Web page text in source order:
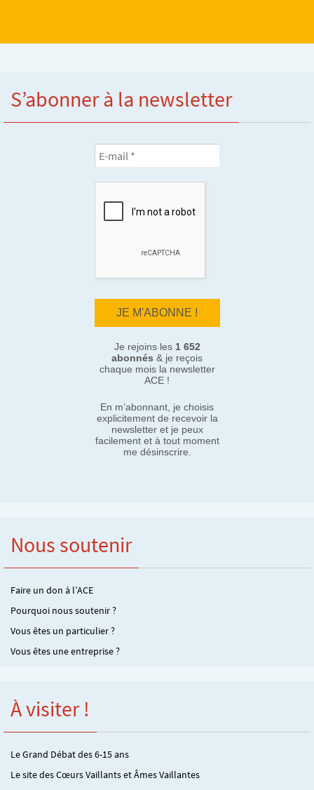
S’abonner à la newsletter
Je rejoins les 1 652
abonnés & je reçois
chaque mois la newsletter
ACE !
En m’abonnant, je choisis
explicitement de recevoir la
newsletter et je peux
facilement et à tout moment
me désinscrire.
Nous soutenir
Faire un don à l’ACE
Pourquoi nous soutenir ?
Vous êtes un particulier ?
Vous êtes une entreprise ?
À visiter !
Le Grand Débat des 6-15 ans
Le site des Cœurs Vaillants et Âmes Vaillantes